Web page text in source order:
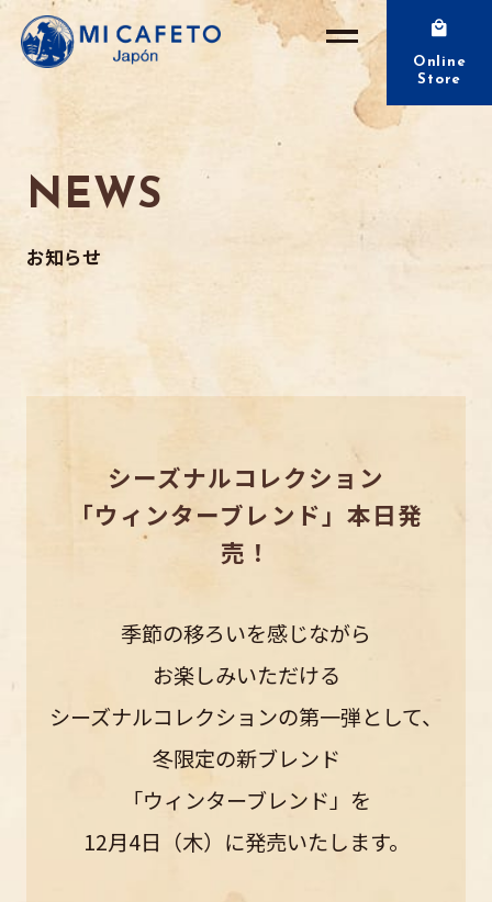
Online
Store
NEWS
お知らせ
シーズナルコレクション
「ウィンターブレンド」本日発
売！
季節の移ろいを感じながら
お楽しみいただける
シーズナルコレクションの第一弾として、
冬限定の新ブレンド
「ウィンターブレンド」を
12月4日（木）に発売いたします。